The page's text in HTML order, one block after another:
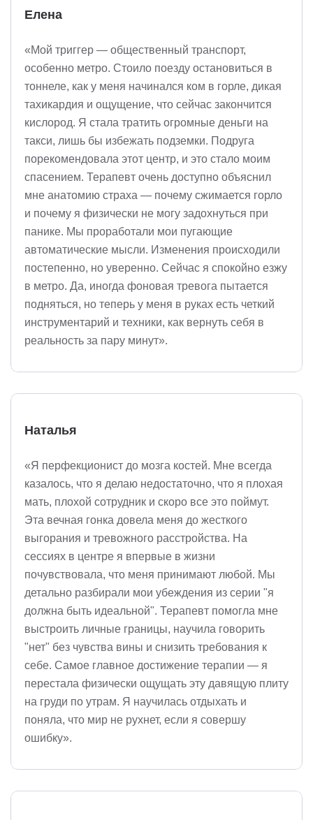
Елена
«Мой триггер — общественный транспорт,
особенно метро. Стоило поезду остановиться в
тоннеле, как у меня начинался ком в горле, дикая
тахикардия и ощущение, что сейчас закончится
кислород. Я стала тратить огромные деньги на
такси, лишь бы избежать подземки. Подруга
порекомендовала этот центр, и это стало моим
спасением. Терапевт очень доступно объяснил
мне анатомию страха — почему сжимается горло
и почему я физически не могу задохнуться при
панике. Мы проработали мои пугающие
автоматические мысли. Изменения происходили
постепенно, но уверенно. Сейчас я спокойно езжу
в метро. Да, иногда фоновая тревога пытается
подняться, но теперь у меня в руках есть четкий
инструментарий и техники, как вернуть себя в
реальность за пару минут».
Наталья
«Я перфекционист до мозга костей. Мне всегда
казалось, что я делаю недостаточно, что я плохая
мать, плохой сотрудник и скоро все это поймут.
Эта вечная гонка довела меня до жесткого
выгорания и тревожного расстройства. На
сессиях в центре я впервые в жизни
почувствовала, что меня принимают любой. Мы
детально разбирали мои убеждения из серии "я
должна быть идеальной". Терапевт помогла мне
выстроить личные границы, научила говорить
"нет" без чувства вины и снизить требования к
себе. Самое главное достижение терапии — я
перестала физически ощущать эту давящую плиту
на груди по утрам. Я научилась отдыхать и
поняла, что мир не рухнет, если я совершу
ошибку».